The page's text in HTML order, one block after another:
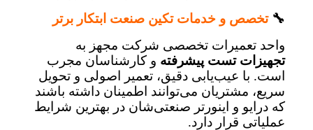
تخصص و خدمات تکین صنعت ابتکار برتر
واحد تعمیرات تخصصی شرکت مجهز به
تجهیزات تست پیشرفتهو کارشناسان مجرب
است. با عیب‌یابی دقیق، تعمیر اصولی و تحویل
سریع، مشتریان می‌توانند اطمینان داشته باشند
که درایو و اینورتر صنعتی‌شان در بهترین شرایط
عملیاتی قرار دارد.